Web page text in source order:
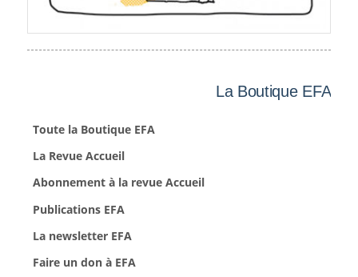
La Boutique EFA
Toute la Boutique EFA
La Revue Accueil
Abonnement à la revue Accueil
Publications EFA
La newsletter EFA
Faire un don à EFA